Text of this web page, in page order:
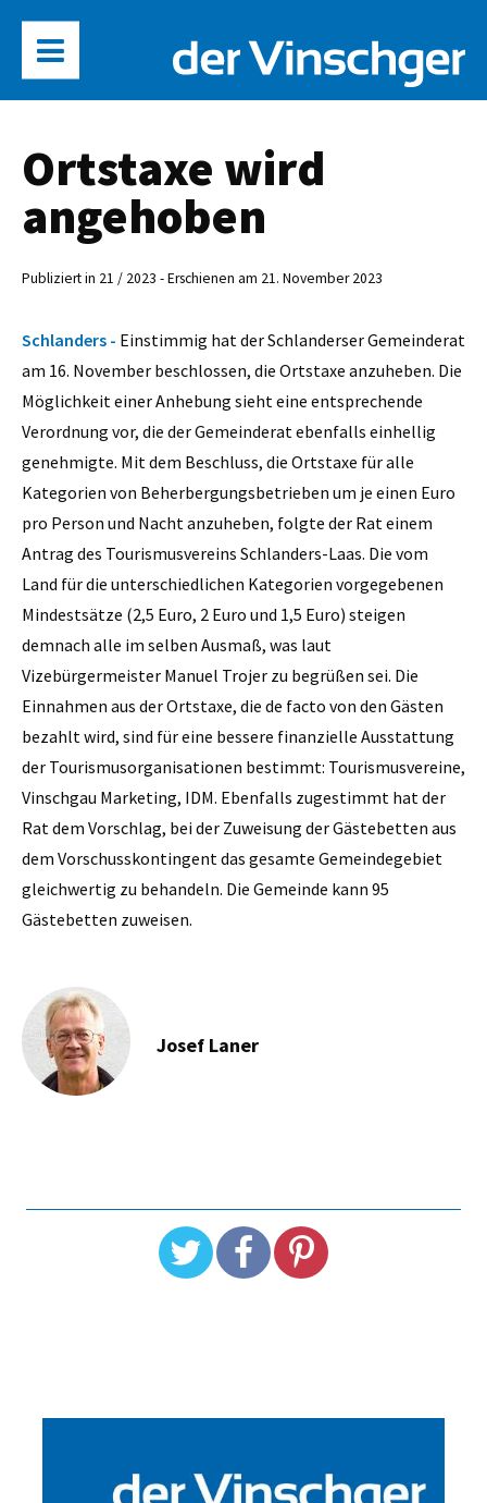
Ortstaxe wird
angehoben
Publiziert in 21 / 2023 - Erschienen am 21. November 2023
Schlanders - Einstimmig hat der Schlanderser Gemeinderat
am 16. November beschlossen, die Ortstaxe anzuheben. Die
Möglichkeit einer Anhebung sieht eine entsprechende
Verordnung vor, die der Gemeinderat ebenfalls einhellig
genehmigte. Mit dem Beschluss, die Ortstaxe für alle
Kategorien von Beherbergungsbetrieben um je einen Euro
pro Person und Nacht anzuheben, folgte der Rat einem
Antrag des Tourismusvereins Schlanders-Laas. Die vom
Land für die unterschiedlichen Kategorien vorgegebenen
Mindestsätze (2,5 Euro, 2 Euro und 1,5 Euro) steigen
demnach alle im selben Ausmaß, was laut
Vizebürgermeister Manuel Trojer zu begrüßen sei. Die
Einnahmen aus der Ortstaxe, die de facto von den Gästen
bezahlt wird, sind für eine bessere finanzielle Ausstattung
der Tourismusorganisationen bestimmt: Tourismusvereine,
Vinschgau Marketing, IDM. Ebenfalls zugestimmt hat der
Rat dem Vorschlag, bei der Zuweisung der Gästebetten aus
dem Vorschusskontingent das gesamte Gemeindegebiet
gleichwertig zu behandeln. Die Gemeinde kann 95
Gästebetten zuweisen.
Josef Laner